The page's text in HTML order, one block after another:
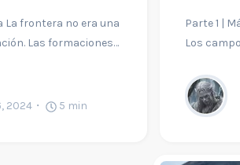
La frontera no era una
Las formaciones…
2024
5 min
Parte 1 |
Los